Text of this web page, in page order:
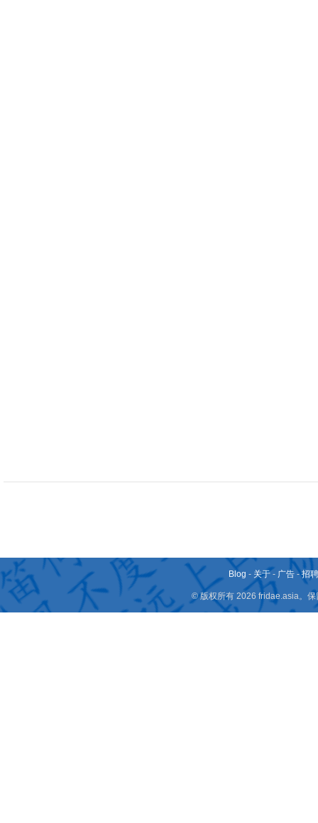
Blog - 关于 - 广告 -招
© 版权所有 2026 fridae.asia。